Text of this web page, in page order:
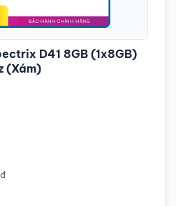
D41 8GB (1x8GB)
(Xám)